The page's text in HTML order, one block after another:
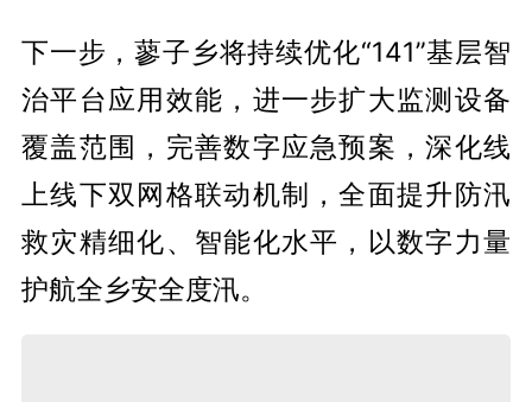
下一步，蓼子乡将持续优化“141”基层智
治平台应用效能，进一步扩大监测设备
覆盖范围，完善数字应急预案，深化线
上线下双网格联动机制，全面提升防汛
救灾精细化、智能化水平，以数字力量
护航全乡安全度汛。